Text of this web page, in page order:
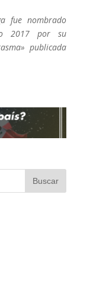
fue nombrado
2017 por su
publicada